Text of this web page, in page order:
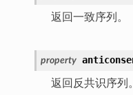
返回一致序列。
property
返回反共识序列。